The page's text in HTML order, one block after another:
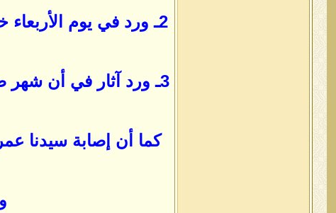
2ـ ورد في يوم
3ـ ورد آثار في أن
كما أن إصابة سيدنا